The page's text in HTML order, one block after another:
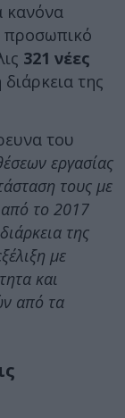
κανόνα
προσωπικό
321 νέες
της
του
εργασίας
τους με
το 2017
της
με
και
από τα